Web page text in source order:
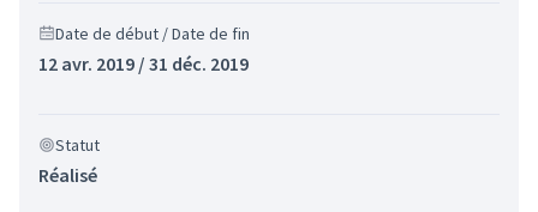
Date de début / Date de fin
12 avr. 2019 / 31 déc. 2019
Statut
Réalisé